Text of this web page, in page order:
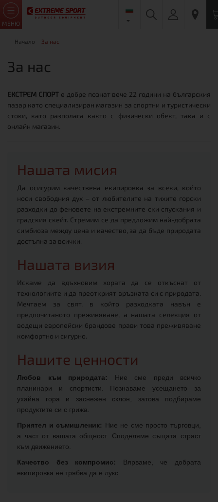
МЕНЮ
Начало За нас
За нас
ЕКСТРЕМ СПОРТе добре познат вече 22 години на българския
пазар като специализиран магазин за спортни и туристически
стоки, като разполага както с физически обект, така и с
онлайн магазин.
Нашата мисия
Да осигурим качествена екипировка за всеки, който
носи свободния дух – от любителите на тихите горски
разходки до феновете на екстремните ски спускания и
градския скейт. Стремим се да предложим най-добрата
симбиоза между цена и качество, за да бъде природата
достъпна за всички.
Нашата визия
Искаме да вдъхновим хората да се откъснат от
технологиите и да преоткрият връзката си с природата.
Мечтаем за свят, в който разходката навън е
предпочитаното преживяване, а нашата селекция от
водещи европейски брандове прави това преживяване
комфортно и сигурно.
Нашите ценности
Любов към природата:
Ние сме преди всичко
планинари и спортисти. Познаваме усещането за
ухайна гора и заснежен склон, затова подбираме
продуктите си с грижа.
Приятел и съмишленик: Ние не сме просто търговци,
а част от вашата общност. Споделяме същата страст
към движението.
Качество без компромис:
Вярваме, че добрата
екипировка не трябва да е лукс.